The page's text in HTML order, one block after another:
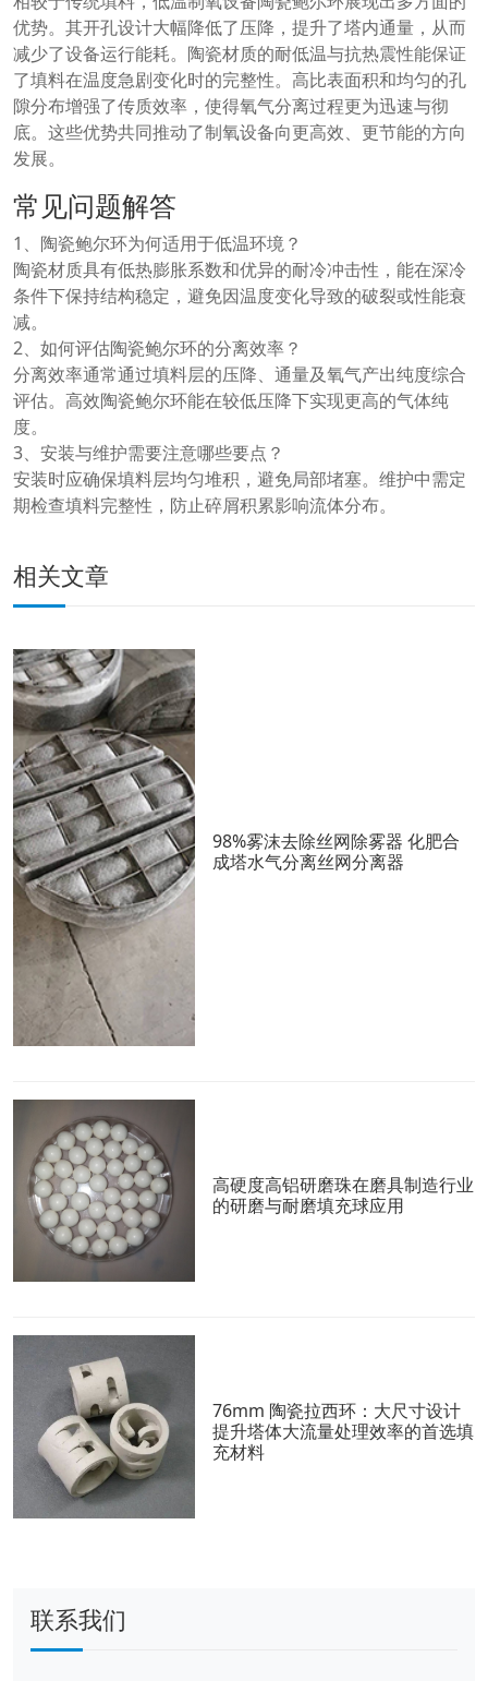
优势。其开孔设计大幅降低了压降，提升了塔内通量，从而
减少了设备运行能耗。陶瓷材质的耐低温与抗热震性能保证
了填料在温度急剧变化时的完整性。高比表面积和均匀的孔
隙分布增强了传质效率，使得氧气分离过程更为迅速与彻
底。这些优势共同推动了制氧设备向更高效、更节能的方向
发展。
常见问题解答
1、陶瓷鲍尔环为何适用于低温环境？
陶瓷材质具有低热膨胀系数和优异的耐冷冲击性，能在深冷
条件下保持结构稳定，避免因温度变化导致的破裂或性能衰
减。
2、如何评估陶瓷鲍尔环的分离效率？
分离效率通常通过填料层的压降、通量及氧气产出纯度综合
评估。高效陶瓷鲍尔环能在较低压降下实现更高的气体纯
度。
3、安装与维护需要注意哪些要点？
安装时应确保填料层均匀堆积，避免局部堵塞。维护中需定
期检查填料完整性，防止碎屑积累影响流体分布。
相关文章
98%雾沫去除丝网除雾器 化肥合
成塔水气分离丝网分离器
高硬度高铝研磨珠在磨具制造行业
的研磨与耐磨填充球应用
76mm 陶瓷拉西环：大尺寸设计
提升塔体大流量处理效率的首选填
充材料
联系我们